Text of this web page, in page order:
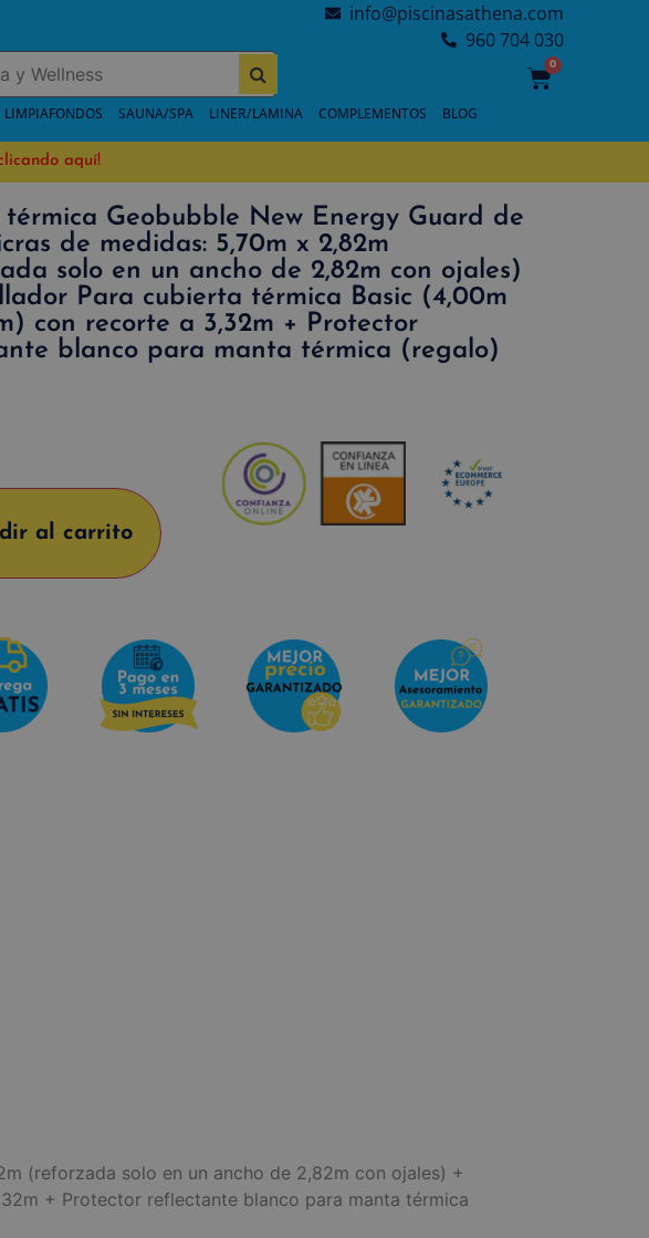
info@piscinasathena.com
960 704 030
0
LIMPIAFONDOS SAUNA/SPA LINER/LAMINA COMPLEMENTOS BLOG
aquí!
Geobubble New Energy Guard de
de medidas: 5,70m x 2,82m
solo en un ancho de 2,82m con ojales)
Para cubierta térmica Basic (4,00m
con recorte a 3,32m + Protector
blanco para manta térmica (regalo)
al carrito
(reforzada solo en un ancho de 2,82m con ojales) +
+ Protector reflectante blanco para manta térmica